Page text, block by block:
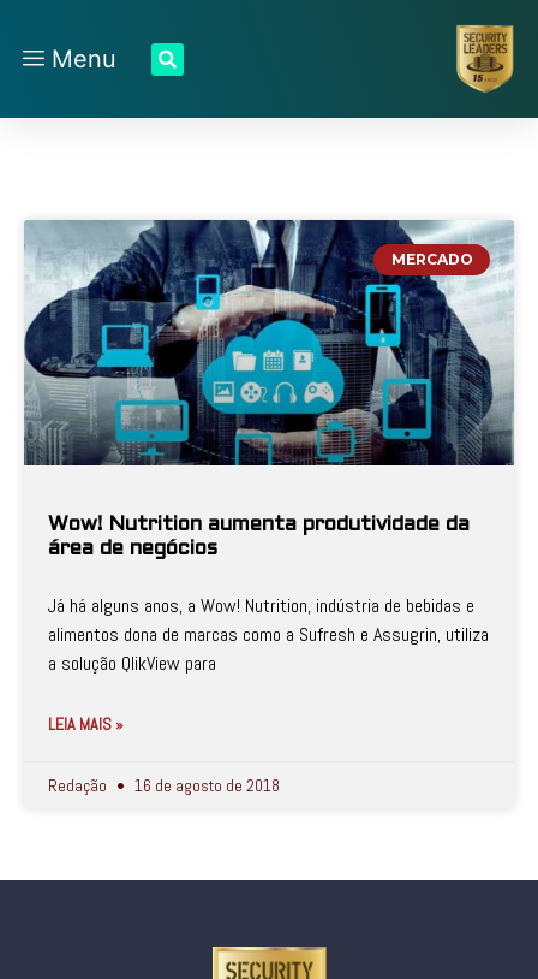
Menu
MERCADO
Wow! Nutrition aumenta produtividade da
área de negócios
Já há alguns anos, a Wow! Nutrition, indústria de bebidas e
alimentos dona de marcas como a Sufresh e Assugrin, utiliza
a solução QlikView para
LEIA MAIS »
Redação 16 de agosto de 2018